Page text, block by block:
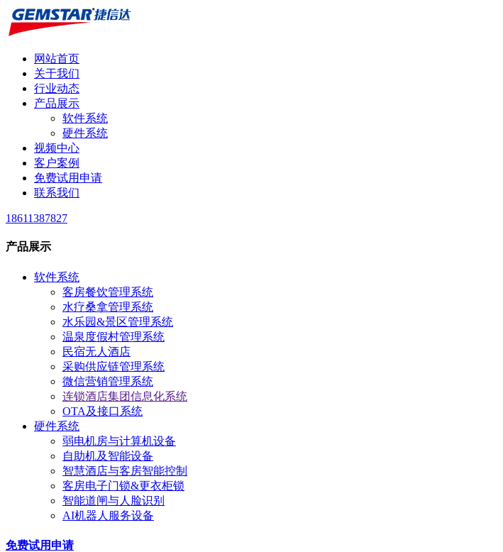
网站首页
关于我们
行业动态
产品展示
软件系统
硬件系统
视频中心
客户案例
免费试用申请
联系我们
18611387827
产品展示
软件系统
客房餐饮管理系统
水疗桑拿管理系统
水乐园&景区管理系统
温泉度假村管理系统
民宿无人酒店
采购供应链管理系统
微信营销管理系统
连锁酒店集团信息化系统
OTA及接口系统
硬件系统
弱电机房与计算机设备
自助机及智能设备
智慧酒店与客房智能控制
客房电子门锁&更衣柜锁
智能道闸与人脸识别
AI机器人服务设备
免费试用申请